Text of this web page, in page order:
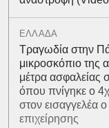
ΕΛΛΑΔΑ
Τραγωδία στην
μικροσκόπιο της
μέτρα ασφαλείας
όπου πνίγηκε ο
στον εισαγγελέα ο
επιχείρησης